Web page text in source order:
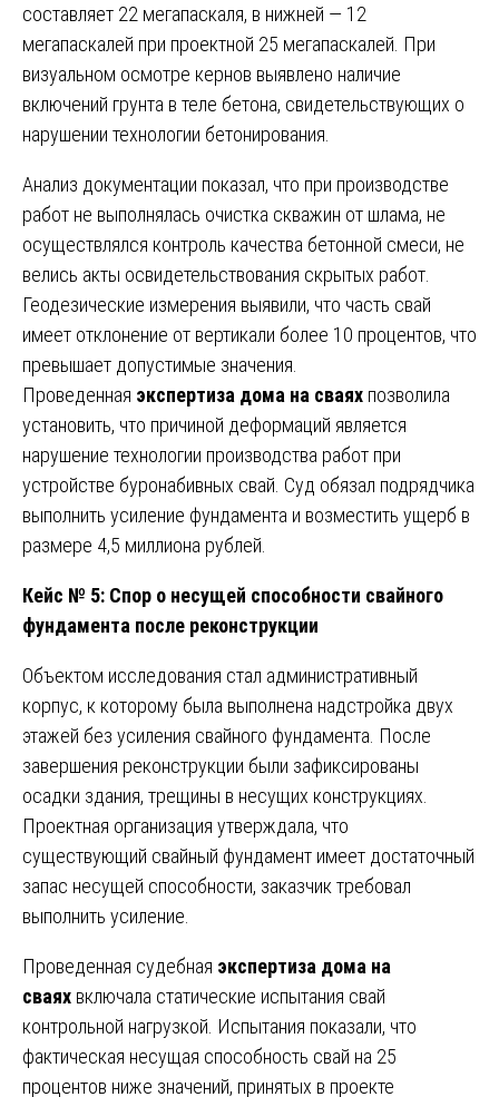
составляет 22 мегапаскаля, в нижней — 12
мегапаскалей при проектной 25 мегапаскалей. При
визуальном осмотре кернов выявлено наличие
включений грунта в теле бетона, свидетельствующих о
нарушении технологии бетонирования.
Анализ документации показал, что при производстве
работ не выполнялась очистка скважин от шлама, не
осуществлялся контроль качества бетонной смеси, не
велись акты освидетельствования скрытых работ.
Геодезические измерения выявили, что часть свай
имеет отклонение от вертикали более 10 процентов, что
превышает допустимые значения.
Проведенная экспертиза дома на сваях позволила
установить, что причиной деформаций является
нарушение технологии производства работ при
устройстве буронабивных свай. Суд обязал подрядчика
выполнить усиление фундамента и возместить ущерб в
размере 4,5 миллиона рублей.
Кейс № 5: Спор о несущей способности свайного
фундамента после реконструкции
Объектом исследования стал административный
корпус, к которому была выполнена надстройка двух
этажей без усиления свайного фундамента. После
завершения реконструкции были зафиксированы
осадки здания, трещины в несущих конструкциях.
Проектная организация утверждала, что
существующий свайный фундамент имеет достаточный
запас несущей способности, заказчик требовал
выполнить усиление.
Проведенная судебная экспертиза дома на
сваях включала статические испытания свай
контрольной нагрузкой. Испытания показали, что
фактическая несущая способность свай на 25
процентов ниже значений, принятых в проекте